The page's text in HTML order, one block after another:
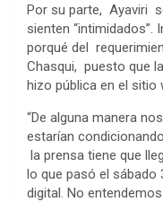
Por su parte, Ayaviri
sienten
porqué del
Chasqui, puesto que
hizo pública en el sitio
“De alguna manera
estarían
la prensa tiene que
lo que pasó el sábado
digital. No